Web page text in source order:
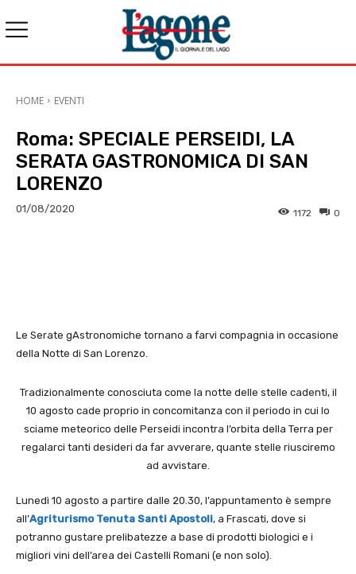
HOME EVENTI
Roma: SPECIALE PERSEIDI, LA
SERATA GASTRONOMICA DI SAN
LORENZO
01/08/2020 0
1172
Le Serate gAstronomiche tornano a farvi compagnia in occasione
della Notte di San Lorenzo.
Tradizionalmente conosciuta come la notte delle stelle cadenti, il
10 agosto cade proprio in concomitanza con il periodo in cui lo
sciame meteorico delle Perseidi incontra l’orbita della Terra per
regalarci tanti desideri da far avverare, quante stelle riusciremo
ad avvistare.
Lunedì 10 agosto a partire dalle 20.30, l’appuntamento è sempre
all’Agriturismo Tenuta Santi Apostoli, a Frascati, dove si
potranno gustare prelibatezze a base di prodotti biologici e i
migliori vini dell’area dei Castelli Romani (e non solo).